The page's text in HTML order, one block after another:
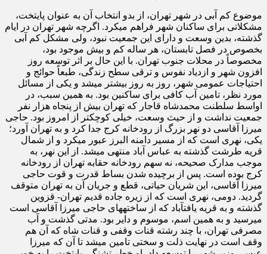
موضوع کم آبی در شهر تهران، از بدو انتخاب آن به عنوان پایتخت،
مشکلاتی برای ساکنان شهر فراهم می­کرد. اگرچه شهر تهران در ایام
گذشته، بدین وسعت و دارای این جمعیت نبود، ولی مشکل کم آبی
بخصوص در فصل تابستان، هر ساله کم و بیش موجود بود،
مخصوصاً در محلات جنوب تهران. با این حال بر اثر توسعه روز
افزون شهر و ازدیاد نفوس و ترقی سطح زندگی، طبعاً حوائج و
احتیاجات عمومی شهر، روز به روز بیشتر می­شد و یکی از مسائل
مورد نظر، تامین آب کافی برای ساکنین بود. به همین سبب، در
اواسط سلطنت محمدشاه قاجار که تهران بیش از پنجاه هزار نفر
جمعیت نداشت و از حیث وسعت، خیلی کوچکتر از امروز بود. حاجی
میرزا آقاسی دو نهر بزرگ از رودخانه کرج جدا کرد و به تهران آورد؛
یکی، نهری است که از مسیر دامنه البرز عبور می­کرد و از شمال
قریه طرشت گذشته به عباس آباد منتهی می­شد. از این نهر، به
موجب مدارک صحیحه، نه سهم رودخانه حقابه تهران از رودخانه
کرج بوده است. پس از برچیده شدن بساط قدرت و قوت حاجی
میرزا آقاسی، این شریان حیاتی، قطع و جریان آن به تهران متوقف
گردید. دومی، نهری است که از زیره جاده قدیم تهران- قزوین
گذشته و به قریه یافت­آباد که از ساخته­های حاجی میرزا آقاسی است
می­رسید و به همین اسم، موسوم و دایر بود. مدتی گذشت و آب
مصرفی تهران، با چند رشته قنات وقفی و قنات شاه که آن هم
وقف است در نهایت ذلت و سختی تامین می­شد تا آن که میرزا